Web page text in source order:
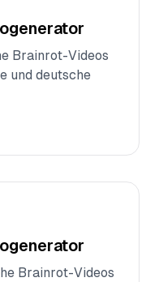
Brainrot-Videos
und deutsche
Brainrot-Videos